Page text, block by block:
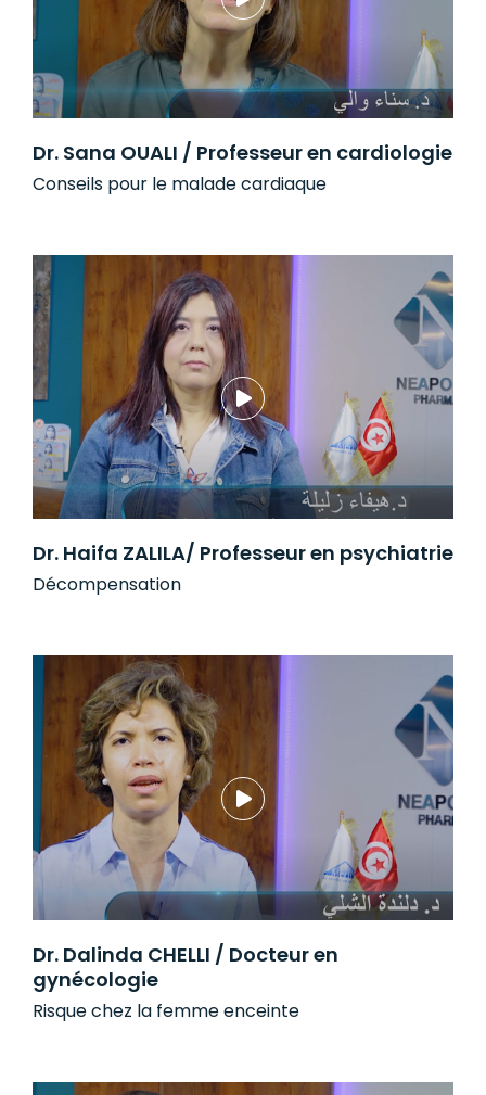
Dr. Sana OUALI / Professeur en cardiologie
Conseils pour le malade cardiaque
Dr. Haifa ZALILA/ Professeur en psychiatrie
Décompensation
Dr. Dalinda CHELLI / Docteur en
gynécologie
Risque chez la femme enceinte